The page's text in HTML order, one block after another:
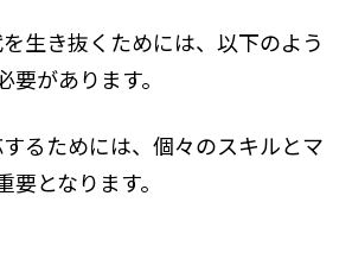
を生き抜くためには、以下のよう
があります。
るためには、個々のスキルとマ
となります。